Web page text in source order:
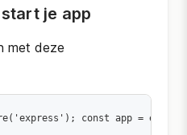
je app
met deze
const app =